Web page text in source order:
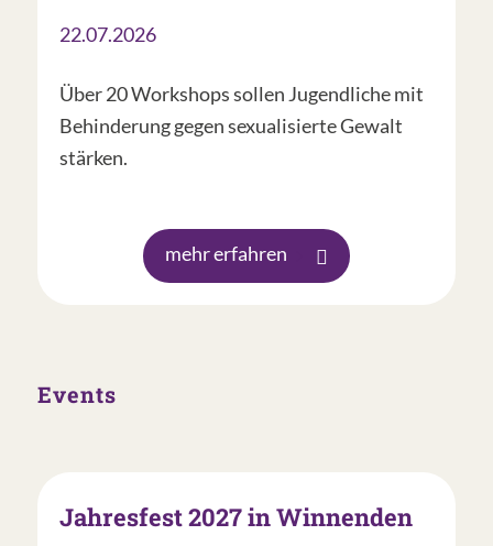
22.07.2026
Über 20 Workshops sollen Jugendliche mit
Behinderung gegen sexualisierte Gewalt
stärken.
mehr erfahren
Events
Jahresfest 2027 in Winnenden